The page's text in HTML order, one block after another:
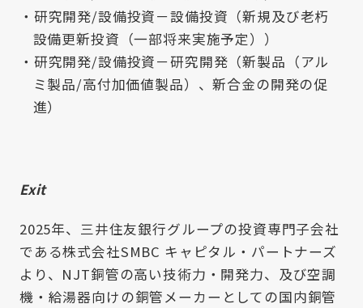
研究開発/設備投資－設備投資（新規及び老朽
設備更新投資（一部将来実施予定））
研究開発/設備投資－研究開発（新製品（アル
ミ製品/高付加価値製品）、新合金の開発の促
進）
Exit
2025年、三井住友銀行グループの投資専門子会社
である株式会社SMBC キャピタル・パートナーズ
より、NJT銅管の高い技術力・開発力、及び空調
機・給湯器向けの銅管メーカーとしての国内銅管